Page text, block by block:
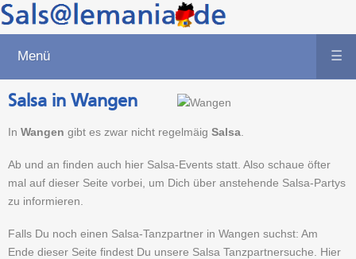
Menü ☰
Salsa in Wangen
In Wangen gibt es zwar nicht regelmäig Salsa
Ab und an finden auch hier Salsa-Events statt. Also schaue öfter
mal auf dieser Seite vorbei, um Dich über anstehende Salsa-Partys
zu informieren.
Falls Du noch einen Salsa-Tanzpartner in Wangen suchst: Am
Ende dieser Seite findest Du unsere Salsa Tanzpartnersuche. Hier